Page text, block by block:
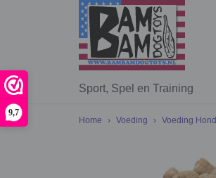
9,7
Sport, Spel en Training
Home › Voeding › Voeding Hond